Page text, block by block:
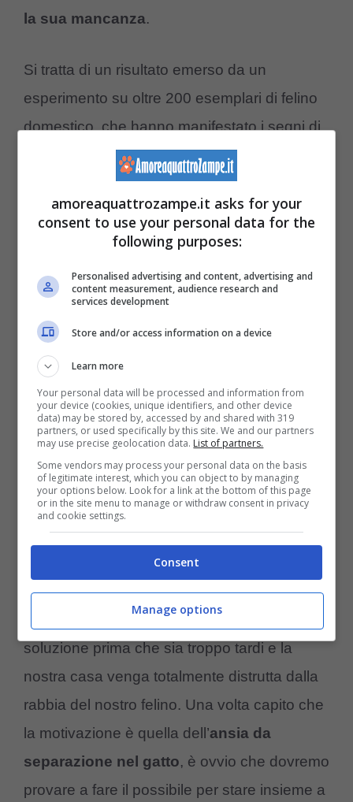
la sua mancanza.
Si tratta di un risultato emerso da un
esperimento su oltre 200 esemplari di felino
domestico, che hanno manifestato i segni di
una profonda ansia da separazione perché
sente la mancanza del padrone
si è ‘dovuto’ allontanare per impegni o lavoro
o altri motivi. Siamo soliti pensare che l’
da separazione del cane
sia quella più
frequente, ma pare che anche i nostri mici la
provino, nonostante la fama (ingiusta) di
animali poco socievoli e indipendenti.
Vi aspettiamo sul nostro nuovo
canaleTELEGRAMcon tanti
consigli e novità
Il gatto distrugge casa:
come possiamo ‘fermarlo’
E’ assolutamente necessario trovare una
soluzione prima che sia troppo tardi e la
nostra casa venga totalmente distrutta dalla
rabbia del nostro felino. Una volta capito che
la motivazione è quella dell’ansia da
separazione nel gatto, è ovvio che dovremo
provare a fare il possibile per stare insieme a
amoreaquattrozampe.it asks for your
consent to use your personal data for the
following purposes:
Personalised advertising and content, advertising and
content measurement, audience research and
services development
Store and/or access information on a device
Learn more
Your personal data will be processed and information from
your device (cookies, unique identifiers, and other device
data) may be stored by, accessed by and shared with 319
partners, or used specifically by this site. We and our partners
may use precise geolocation data. List of partners.
Some vendors may process your personal data on the basis
of legitimate interest, which you can object to by managing
your options below. Look for a link at the bottom of this page
or in the site menu to manage or withdraw consent in privacy
and cookie settings.
Consent
Manage options